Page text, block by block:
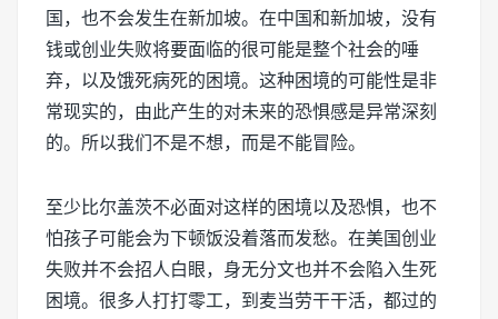
国，也不会发生在新加坡。在中国和新加坡，没有
钱或创业失败将要面临的很可能是整个社会的唾
弃，以及饿死病死的困境。这种困境的可能性是非
常现实的，由此产生的对未来的恐惧感是异常深刻
的。所以我们不是不想，而是不能冒险。
至少比尔盖茨不必面对这样的困境以及恐惧，也不
怕孩子可能会为下顿饭没着落而发愁。在美国创业
失败并不会招人白眼，身无分文也并不会陷入生死
困境。很多人打打零工，到麦当劳干干活，都过的